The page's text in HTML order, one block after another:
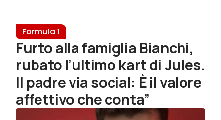
Formula 1
Furto alla famiglia Bianchi,
rubato l’ultimo kart di Jules.
Il padre via social: È il valore
affettivo che conta”